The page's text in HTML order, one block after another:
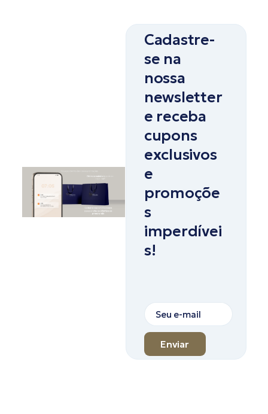
Cadastre-
se na
nossa
newsletter
e receba
cupons
exclusivos
e
promoçõe
s
imperdívei
s!
Enviar